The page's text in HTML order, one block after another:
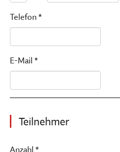
Telefon *
E-Mail *
Teilnehmer
Anzahl *